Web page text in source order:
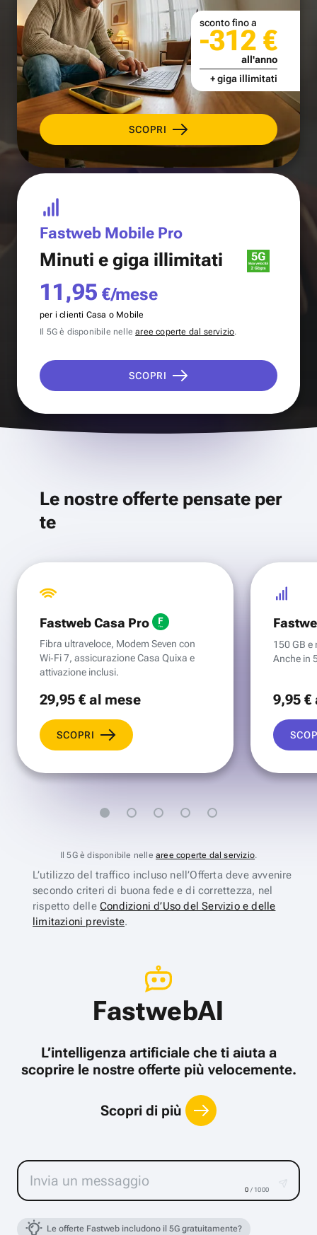
SCOPRI
sconto fino a
-312 €
all'anno
+ giga illimitati
Fastweb Mobile Pro
Minuti e giga illimitati
11,95 €/mese
per i clienti Casa o Mobile
Il 5G è disponibile nellearee coperte dal servizio.
SCOPRI
Le nostre offerte pensate per
te
Fastweb Casa Pro
Fibra ultraveloce, Modem Seven con
Wi‑Fi 7, assicurazione Casa Quixa e
attivazione inclusi.
29,95 €al mese
SCOPRI
150 GB e
Anche in
9,95 €
Il 5G è disponibile nelle aree coperte dal servizio.
L’utilizzo del traffico incluso nell’Offerta deve avvenire
secondo criteri di buona fede e di correttezza, nel
rispetto delle Condizioni d’Uso del Servizio e delle
limitazioni previste.
FastwebAI
L’intelligenza artificiale che ti aiuta a
scoprire le nostre offerte più velocemente.
Scopri di più
0 / 1000
Le offerte Fastweb includono il 5G gratuitamente?